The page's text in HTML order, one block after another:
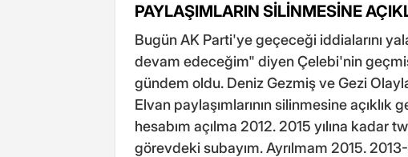
PAYLAŞIMLARIN SİLİNMESİNE
Bugün AK Parti'ye geçeceği iddialarını
devam edeceğim" diyen Çelebi'nin
gündem oldu. Deniz Gezmiş ve Gezi
Elvan paylaşımlarının silinmesine açıklık
hesabım açılma 2012. 2015 yılına
görevdeki subayım. Ayrılmam 2015.